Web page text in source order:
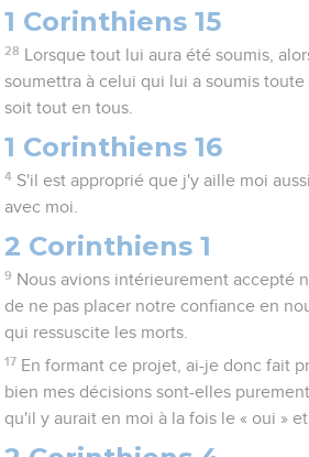
1 Corinthiens 15
28
Lorsque tout lui aura été soumis,
soumettra à celui qui lui a soumis
soit tout en tous.
1 Corinthiens 16
4 S'il est approprié que j'y aille moi
avec moi.
2 Corinthiens 1
9 Nous avions intérieurement accepté
de ne pas placer notre confiance en
qui ressuscite les morts.
17 En formant ce projet, ai-je donc fait
bien mes décisions sont-elles
qu'il y aurait en moi à la fois le « oui » et